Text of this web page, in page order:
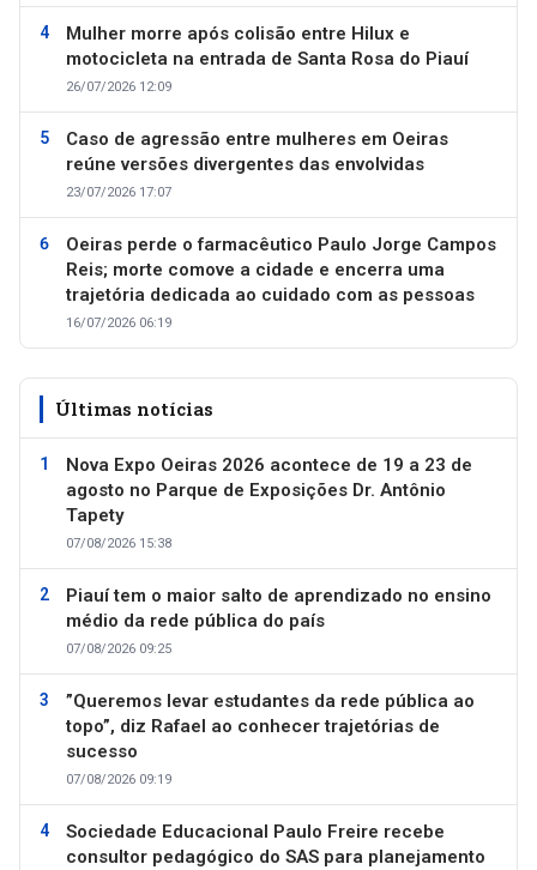
Mulher morre após colisão entre Hilux e
motocicleta na entrada de Santa Rosa do Piauí
26/07/2026 12:09
Caso de agressão entre mulheres em Oeiras
reúne versões divergentes das envolvidas
23/07/2026 17:07
Oeiras perde o farmacêutico Paulo Jorge Campos
Reis; morte comove a cidade e encerra uma
trajetória dedicada ao cuidado com as pessoas
16/07/2026 06:19
Últimas notícias
Nova Expo Oeiras 2026 acontece de 19 a 23 de
agosto no Parque de Exposições Dr. Antônio
Tapety
07/08/2026 15:38
Piauí tem o maior salto de aprendizado no ensino
médio da rede pública do país
07/08/2026 09:25
”Queremos levar estudantes da rede pública ao
topo”, diz Rafael ao conhecer trajetórias de
sucesso
07/08/2026 09:19
Sociedade Educacional Paulo Freire recebe
consultor pedagógico do SAS para planejamento